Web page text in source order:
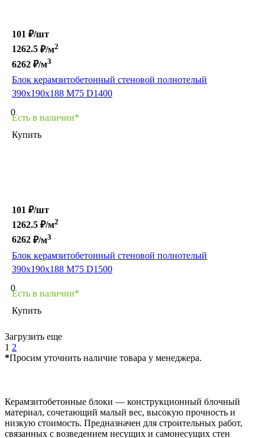
101 ₽/шт
1262.5 ₽/м2
6262 ₽/м3
Блок керамзитобетонный стеновой полнотелый
390х190х188 М75 D1400
0
Есть в наличии*
Купить
101 ₽/шт
1262.5 ₽/м2
6262 ₽/м3
Блок керамзитобетонный стеновой полнотелый
390х190х188 М75 D1500
0
Есть в наличии*
Купить
Загрузить еще
1 2
*Просим уточнить наличие товара у менеджера.
Керамзитобетонные блоки — конструкционный блочный
материал, сочетающий малый вес, высокую прочность и
низкую стоимость. Предназначен для строительных работ,
связанных с возведением несущих и самонесущих стен